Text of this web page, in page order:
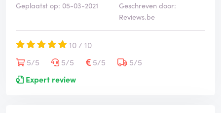
Geplaatst op: 05-03-2021
Geschreven door:
Reviews.be
10 / 10
5/5
5/5 5/5
5/5
Expert review